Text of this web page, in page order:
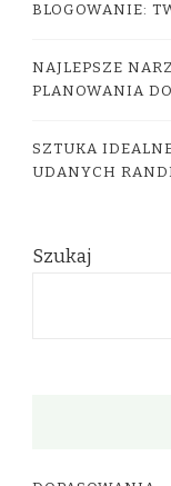
BLOGOWANIE:
NAJLEPSZE
PLANOWANIA
SZTUKA
UDANYCH
Szukaj